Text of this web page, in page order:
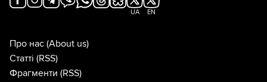
UA EN
Про нас (About us)
Статті (RSS)
Фрагменти (RSS)